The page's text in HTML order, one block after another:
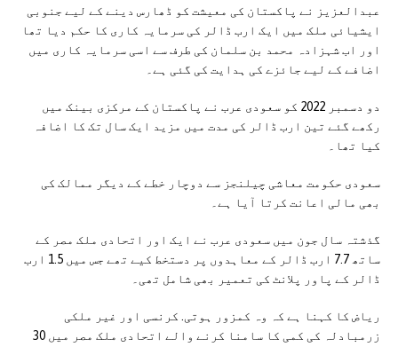
عبدالعزیز نے پاکستان کی معیشت کو ڈھارس دینے کے لیے جنوبی
ایشیائی ملک میں ایک ارب ڈالر کی سرمایہ کاری کا حکم دیا تھا
اور اب شہزادہ محمد بن سلمان کی طرف سے اسی سرمایہ کاری میں
اضافے کے لیے جائزے کی ہدایت کی گئی ہے۔
دو دسمبر 2022 کو سعودی عرب نے پاکستان کے مرکزی بینک میں
رکھے گئے تین ارب ڈالر کی مدت میں مزید ایک سال تک کا اضافہ
کیا تھا۔
سعودی حکومت معاشی چیلنجز سے دوچار خطے کے دیگر ممالک کی
بھی مالی اعانت کرتا آیا ہے۔
گذشتہ سال جون میں سعودی عرب نے ایک اور اتحادی ملک مصر کے
ساتھ 7.7 ارب ڈالر کے معاہدوں پر دستخط کیے تھے جس میں 1.5 ارب
ڈالر کے پاور پلانٹ کی تعمیر بھی شامل تھی۔
ریاض کا کہنا ہے کہ وہ کمزور ہوتی. کرنسی اور غیر ملکی
زرمبادلہ کی کمی کا سامنا کرنے والے اتحادی ملک مصر میں 30